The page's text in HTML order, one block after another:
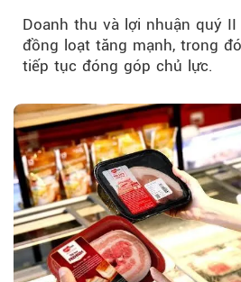
Doanh thu và lợi nhuận quý II
đồng loạt tăng mạnh, trong
tiếp tục đóng góp chủ lực.